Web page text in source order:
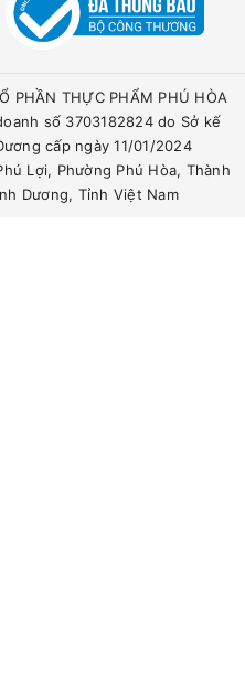
PHẦN THỰC PHẨM PHÚ HÒA
số 3703182824 do Sở kế
cấp ngày 11/01/2024
Lợi, Phường Phú Hòa, Thành
Dương, Tỉnh Việt Nam